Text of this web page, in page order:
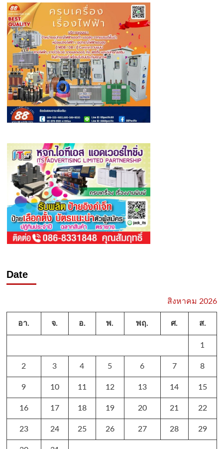
Date
สิงหาคม 2026
อา. จ. อ. พ. พฤ. ศ. ส.
1
2 3 4 5 6 7 8
9 10 11 12 13 14 15
16 17 18 19 20 21 22
23 24 25 26 27 28 29